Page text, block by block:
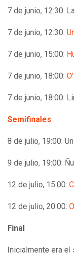
7 de junio, 12:30:
7 de junio, 12:30:
7 de junio, 15:00:
7 de junio, 18:00:
7 de junio, 18:00:
Semifinales
8 de julio, 19:00:
9 de julio, 19:00:
12 de julio, 15:00:
12 de julio, 20:00:
Final
Inicialmente era el